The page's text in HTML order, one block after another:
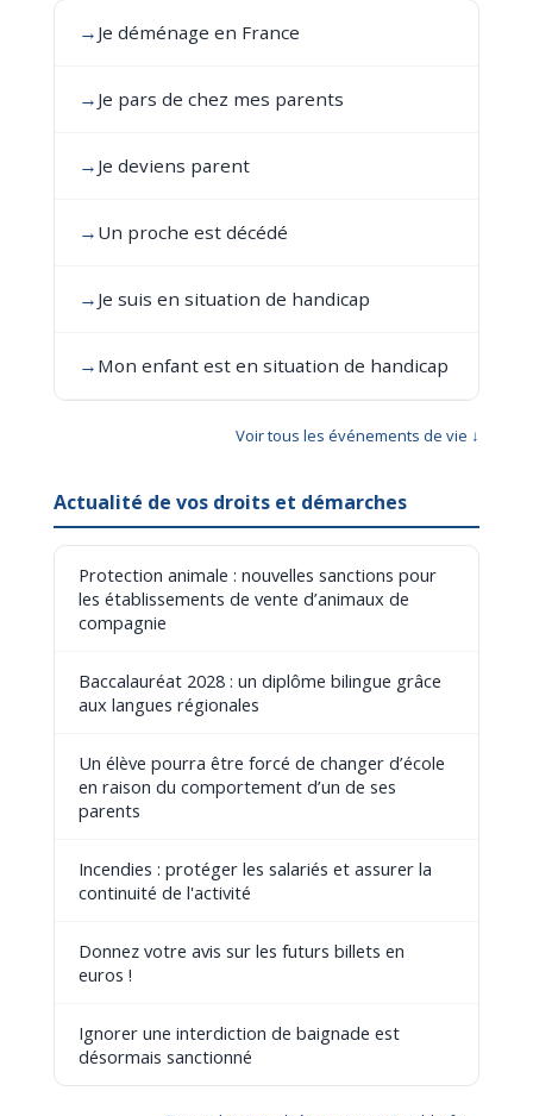
→ Je déménage en France
→ Je pars de chez mes parents
→ Je deviens parent
→ Un proche est décédé
→ Je suis en situation de handicap
→ Mon enfant est en situation de handicap
Voir tous les événements de vie ↓
Actualité de vos droits et démarches
Protection animale : nouvelles sanctions pour
les établissements de vente d’animaux de
compagnie
Baccalauréat 2028 : un diplôme bilingue grâce
aux langues régionales
Un élève pourra être forcé de changer d’école
en raison du comportement d’un de ses
parents
Incendies : protéger les salariés et assurer la
continuité de l'activité
Donnez votre avis sur les futurs billets en
euros !
Ignorer une interdiction de baignade est
désormais sanctionné